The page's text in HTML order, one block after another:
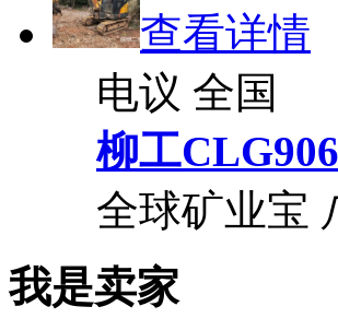
查看详情
电议 全国
柳工
全球矿业宝
我是卖家